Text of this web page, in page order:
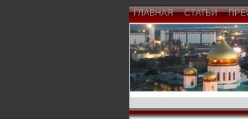
ГЛАВНАЯ СТАТЬИ